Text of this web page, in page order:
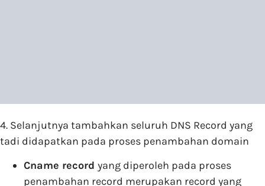
4. Selanjutnya tambahkan seluruh DNS Record yang
tadi didapatkan pada proses penambahan domain
Cname record yang diperoleh pada proses
penambahan record merupakan record yang